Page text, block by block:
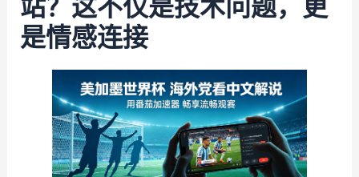
站？这不仅是技术问题，更
是情感连接